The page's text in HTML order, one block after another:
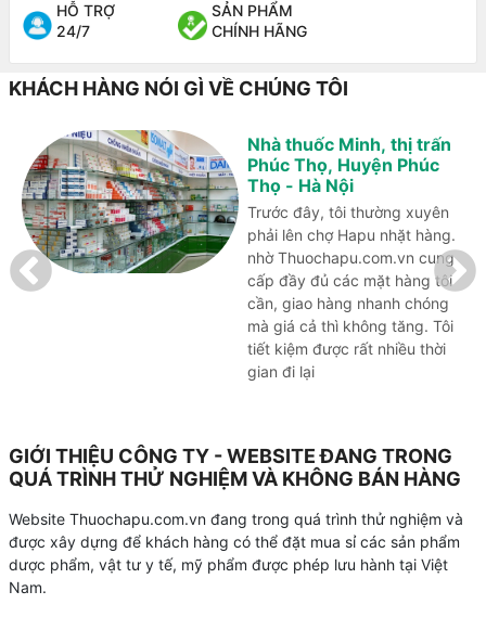
HỖ TRỢ
24/7
SẢN PHẨM
CHÍNH HÃNG
KHÁCH HÀNG NÓI GÌ VỀ CHÚNG TÔI
Nhà thuốc Minh, thị trấn
Phúc Thọ, Huyện Phúc
Thọ - Hà Nội
Trước đây, tôi thường xuyên
phải lên chợ Hapu nhặt hàng.
nhờ Thuochapu.com.vn cung
cấp đầy đủ các mặt hàng tôi
cần, giao hàng nhanh chóng
mà giá cả thì không tăng. Tôi
tiết kiệm được rất nhiều thời
gian đi lại
GIỚI THIỆU CÔNG TY - WEBSITE ĐANG TRONG
QUÁ TRÌNH THỬ NGHIỆM VÀ KHÔNG BÁN HÀNG
Website Thuochapu.com.vn đang trong quá trình thử nghiệm và
được xây dựng để khách hàng có thể đặt mua sỉ các sản phẩm
dược phẩm, vật tư y tế, mỹ phẩm được phép lưu hành tại Việt
Nam.